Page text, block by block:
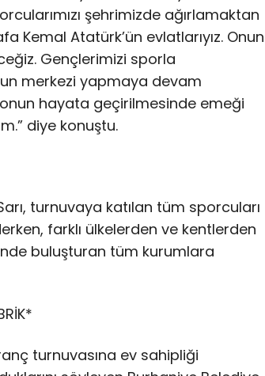
şehrimizde ağırlamaktan
Kemal Atatürk’ün evlatlarıyız. Onun
Gençlerimizi sporla
merkezi yapmaya devam
hayata geçirilmesinde emeği
diye konuştu.
turnuvaya katılan tüm sporcuları
farklı ülkelerden ve kentlerden
buluşturan tüm kurumlara
turnuvasına ev sahipliği